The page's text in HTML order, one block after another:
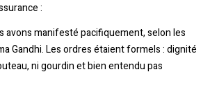
:
avons manifesté pacifiquement, selon les
Gandhi. Les ordres étaient formels : dignité
ni gourdin et bien entendu pas